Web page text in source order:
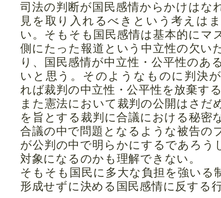
司法の判断が国民感情からかけはな
見を取り入れるべきという考えは
い。そもそも国民感情は基本的にマ
側にたった報道という中立性の欠い
り、国民感情が中立性・公平性のあ
いと思う。そのようなものに判決
れば裁判の中立性・公平性を放棄す
また憲法において裁判の公開はさだ
を旨とする裁判に合議における秘密
合議の中で問題となるような被告の
が公判の中で明らかにするであろう
対象になるのかも理解できない。
そもそも国民に多大な負担を強いる
形成せずに決める国民感情に反する